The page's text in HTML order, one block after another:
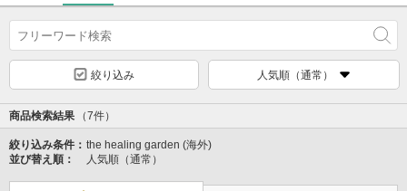
絞り込み 人気順（通常）
商品検索結果 （7件）
絞り込み条件： the healing garden (海外)
並び替え順：
人気順（通常）